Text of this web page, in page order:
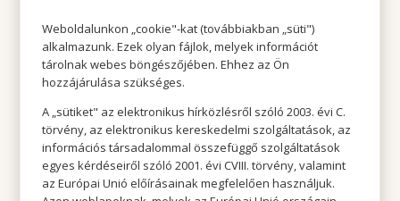
BHL409 57,3 m² Elkelt
BHL410 48,9 m²
BHL501 37,1 m² Elkelt
BHL502 40,3 m² Elkelt
Weboldalunkon „cookie"-kat (továbbiakban „süti")
alkalmazunk. Ezek olyan fájlok, melyek információt
tárolnak webes böngészőjében. Ehhez az Ön
hozzájárulása szükséges.
A „sütiket" az elektronikus hírközlésről szóló 2003. évi C.
törvény, az elektronikus kereskedelmi szolgáltatások, az
információs társadalommal összefüggő szolgáltatások
egyes kérdéseiről szóló 2001. évi CVIII. törvény, valamint
az Európai Unió előírásainak megfelelően használjuk.